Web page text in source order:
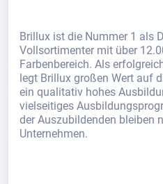
Brillux ist die Nummer 1 als
Vollsortimenter mit über
Farbenbereich. Als
legt Brillux großen Wert auf
ein qualitativ hohes
vielseitiges
der Auszubildenden bleiben
Unternehmen.